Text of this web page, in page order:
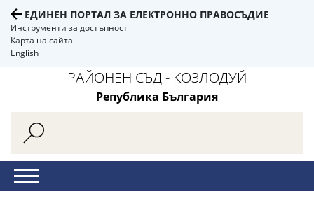
ЕДИНЕН ПОРТАЛ ЗА ЕЛЕКТРОННО ПРАВОСЪДИЕ
Инструменти за достъпност
Карта на сайта
English
РАЙОНЕН СЪД - КОЗЛОДУЙ
Република България